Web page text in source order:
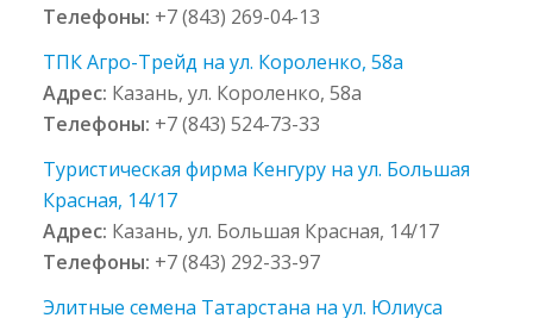
Телефоны: +7 (843) 269-04-13
ТПК Агро-Трейд на ул. Короленко, 58a
Адрес: Казань, ул. Короленко, 58a
Телефоны: +7 (843) 524-73-33
Туристическая фирма Кенгуру на ул. Большая
Красная, 14/17
Адрес: Казань, ул. Большая Красная, 14/17
Телефоны: +7 (843) 292-33-97
Элитные семена Татарстана на ул. Юлиуса